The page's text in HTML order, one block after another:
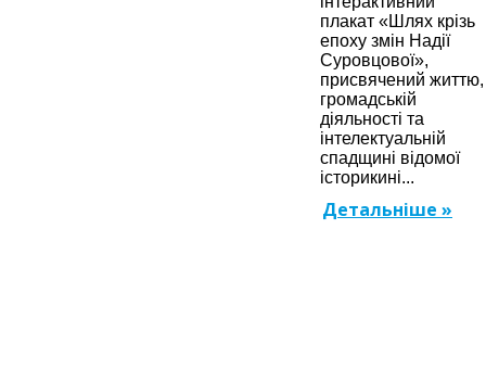
плакат «Шлях крізь
епоху змін Надії
Суровцової»,
присвячений життю,
громадській
діяльності та
інтелектуальній
спадщині відомої
історикині...
Детальніше »